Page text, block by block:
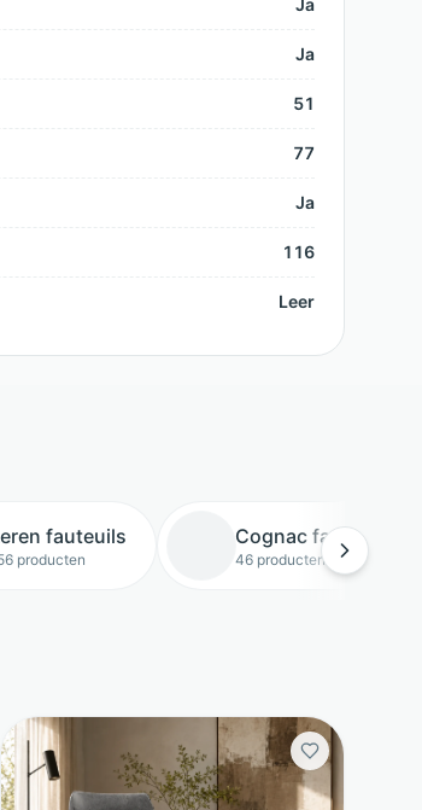
Ja
Ja
51
77
Ja
116
Leer
fauteuils
producten
Cognac fauteuils
46 producten